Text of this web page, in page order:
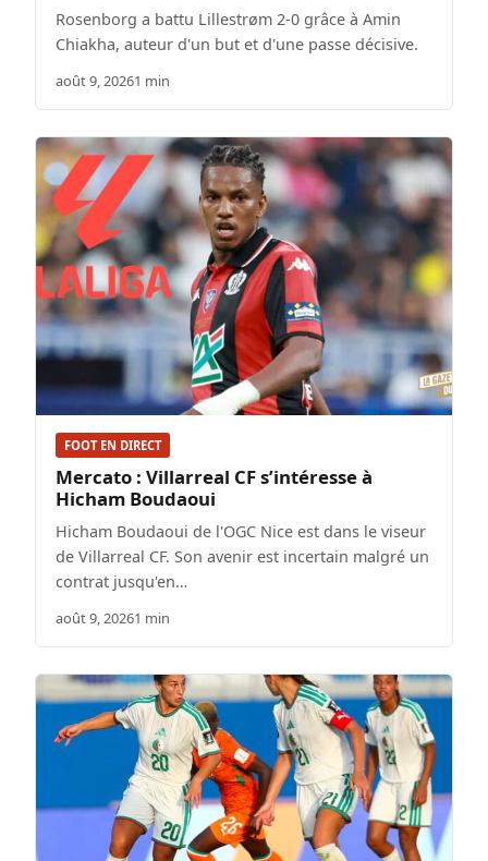
Rosenborg a battu Lillestrøm 2-0 grâce à Amin
Chiakha, auteur d'un but et d'une passe décisive.
août 9, 20261 min
FOOT EN DIRECT
Mercato : Villarreal CF s’intéresse à
Hicham Boudaoui
Hicham Boudaoui de l'OGC Nice est dans le viseur
de Villarreal CF. Son avenir est incertain malgré un
contrat jusqu'en…
août 9, 20261 min